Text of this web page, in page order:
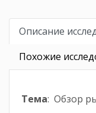
Описание
Похожие
Тема: Обзор